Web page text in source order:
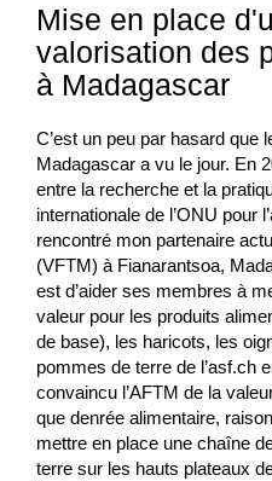
Mise en place
valorisation des
à Madagascar
C’est un peu par hasard que
Madagascar a vu le jour. En
entre la recherche et la
internationale de l’ONU pour
rencontré mon partenaire
(VFTM) à Fianarantsoa,
est d’aider ses membres à
valeur pour les produits
de base), les haricots, les
pommes de terre de l’asf.ch
convaincu l’AFTM de la
que denrée alimentaire,
mettre en place une chaîne
terre sur les hauts plateaux